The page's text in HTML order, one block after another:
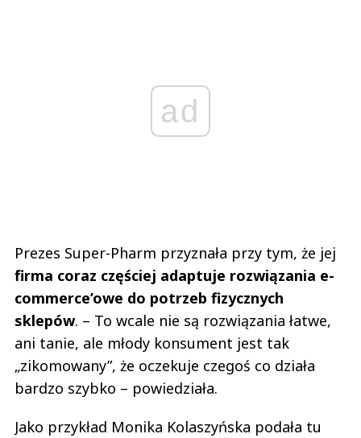
ad
Prezes Super-Pharm przyznała przy tym, że jej
firma coraz częściej adaptuje rozwiązania e-
commerce’owe do potrzeb fizycznych
sklepów. – To wcale nie są rozwiązania łatwe,
ani tanie, ale młody konsument jest tak
„zikomowany”, że oczekuje czegoś co działa
bardzo szybko – powiedziała.
Jako przykład Monika Kolaszyńska podała tu